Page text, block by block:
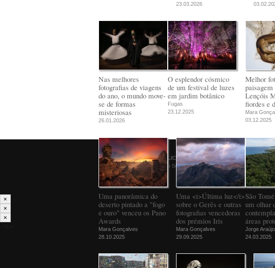
23.03.2026
Nas melhores
fotografias de viagens
do ano, o mundo move-
se de formas
misteriosas
26.01.2026
O esplendor cósmico
de um festival de luzes
em jardim botânico
Fugas
23.12.2025
Melhor
paisagem
Lençóis
fiordes e
Mara
03.12.2025
Uma panorâmica do
deserto pintado a "fogo
e ouro" venceu os Pano
Awards
Mara Gonçalves
28.10.2025
Uma <i>Última luz</i>
sobre o Gerês e outras
fotografias vencedoras
dos prémios Iris
Mara Gonçalves
29.09.2025
São
um olhar
áreas
Jorge Araújo
24.03.2025
© 2026PÚBLICO
Comunicação Social SA
Editora
×
×
×